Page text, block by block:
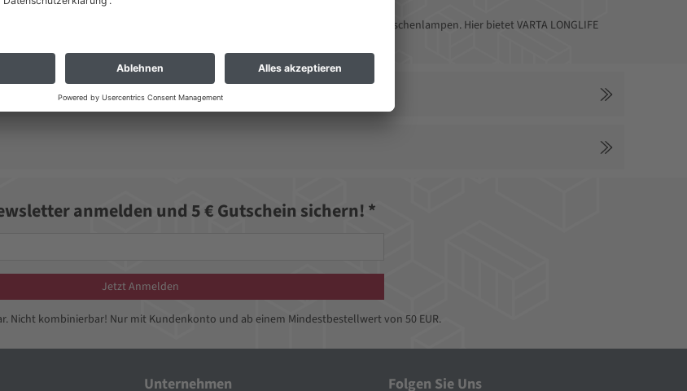
in Geräten mit einem hohen Energiebedarf, z.B. Computerzubehör oder Taschenlampen. Hier bietet VARTA LONGLIFE
benötigt wird.
anmelden und 5 € Gutschein sichern! *
Jetzt Anmelden
Nicht kombinierbar! Nur mit Kundenkonto und ab einem Mindestbestellwert von 50 EUR.
Unternehmen Folgen Sie Uns